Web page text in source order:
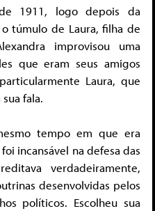
1911, logo depois da
túmulo de Laura, filha de
improvisou uma
que eram seus amigos
Laura, que
fala.
tempo em que era
incansável na defesa das
verdadeiramente,
desenvolvidas pelos
políticos. Escolheu sua